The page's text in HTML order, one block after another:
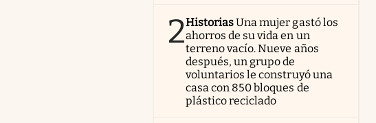
2HistoriasUna mujer gastó los
ahorros de su vida en un
terreno vacío. Nueve años
después, un grupo de
voluntarios le construyó una
casa con 850 bloques de
plástico reciclado